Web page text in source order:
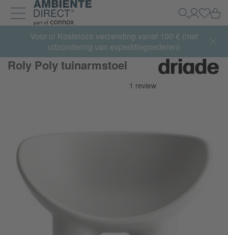
Home
Navigatie uit- en inklappen
Zoeken
Mijn
Summer Sale:met tot 65% korting >> nu bestellen
Voor u! Kosteloze verzending vanaf 100 € (met
uitzondering van expeditiegoederen)
Roly Poly tuinarmstoel